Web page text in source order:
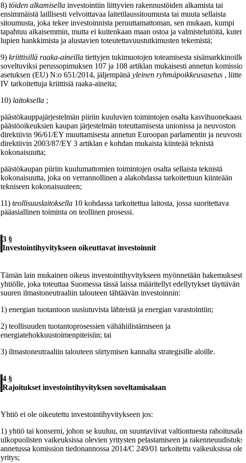
8) töiden alkamisella investointiin liittyvien rakennustöiden alkamista tai
ensimmäistä laillisesti velvoittavaa laitetilaussitoumusta tai muuta sellaista
sitoumusta, joka tekee investoinnista peruuttamattoman, sen mukaan, kumpi
tapahtuu aikaisemmin, mutta ei kuitenkaan maan ostoa ja valmistelutöitä, kuten
lupien hankkimista ja alustavien toteutettavuustutkimusten tekemistä;
9) kriittisillä raaka-aineilla tiettyjen tukimuotojen toteamisesta sisämarkkinoille
soveltuviksi perussopimuksen 107 ja 108 artiklan mukaisesti annetun komission
asetuksen (EU) N:o 651/2014, jäljempänä yleinen ryhmäpoikkeusasetus ,
IV tarkoitettuja kriittisiä raaka-aineita;
10) laitoksella ;
päästökauppajärjestelmän piiriin kuuluvien toimintojen osalta
päästöoikeuksien kaupan järjestelmän toteuttamisesta unionissa ja neuvoston
direktiivin 96/61/EY muuttamisesta annetun Euroopan parlamentin ja
direktiivin 2003/87/EY 3 artiklan e kohdan mukaista kiinteää teknistä
kokonaisuutta;
päästökaupan piiriin kuulumattomien toimintojen osalta sellaista teknistä
kokonaisuutta, joka on verrannollinen a alakohdassa tarkoitettuun kiinteään
tekniseen kokonaisuuteen;
11) teollisuuslaitoksella 10 kohdassa tarkoitettua laitosta, jossa suoritettava
pääasiallinen toiminta on teollinen prosessi.
3 §
Investointihyvitykseen oikeuttavat investoinnit
Tämän lain mukainen oikeus investointihyvitykseen myönnetään hakemuksesta
yhtiölle, joka toteuttaa Suomessa tässä laissa määritellyt edellytykset täyttävän
suuren ilmastoneutraaliin talouteen tähtäävän investoinnin:
1) energian tuotantoon uusiutuvista lähteistä ja energian varastointiin;
2) teollisuuden tuotantoprosessien vähähiilistämiseen ja
energiatehokkuustoimenpiteisiin; tai
3) ilmastoneutraaliin talouteen siirtymisen kannalta strategisille aloille.
4 §
Rajoitukset investointihyvityksen soveltamisalaan
Yhtiö ei ole oikeutettu investointihyvitykseen jos:
1) yhtiö tai konserni, johon se kuuluu, on suuntaviivat valtiontuesta rahoitusalan
ulkopuolisten vaikeuksissa olevien yritysten pelastamiseen ja
annetussa komission tiedonannossa 2014/C 249/01 tarkoitettu vaikeuksissa
yritys;